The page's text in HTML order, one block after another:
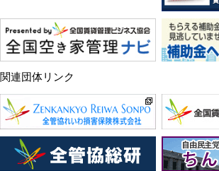
関連団体リンク